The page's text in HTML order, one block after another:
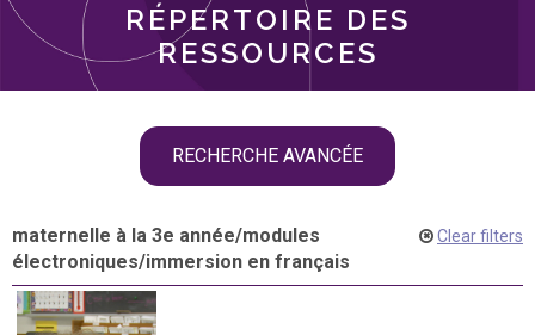
langue
RÉPERTOIRE DES
RESSOURCES
RECHERCHE AVANCÉE
maternelle à la 3e année/modules
électroniques/immersion en français
Clear filters